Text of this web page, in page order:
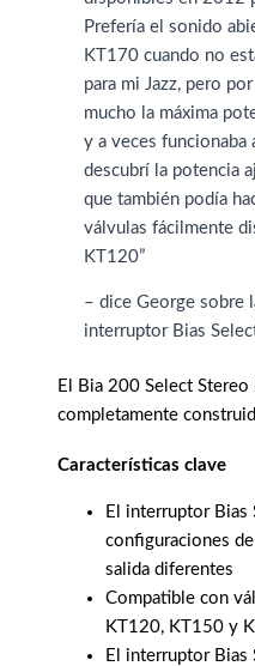
Prefería el sonido
KT170 cuando no
para mi Jazz, pero
mucho la máxima
y a veces funcionaba
descubrí la potencia
que también podía
válvulas fácilmente
KT120”
– dice George sobre
interruptor Bias
El Bia 200 Select
completamente
Características clave
El interruptor Bias
configuraciones
salida diferentes
Compatible con
KT120, KT150 y
El interruptor Bias